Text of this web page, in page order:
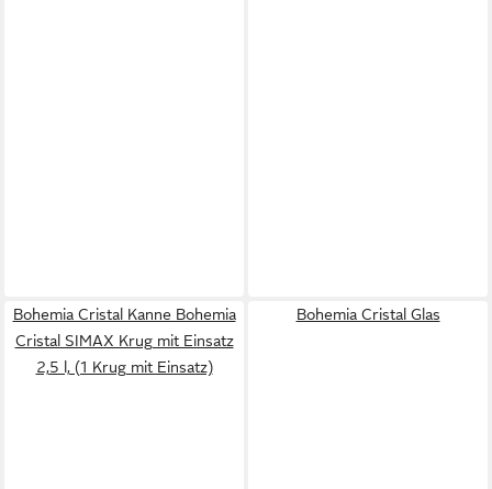
Bohemia Cristal Kanne Bohemia
Cristal SIMAX Krug mit Einsatz
2,5 l, (1 Krug mit Einsatz)
Bohemia Cristal Glas